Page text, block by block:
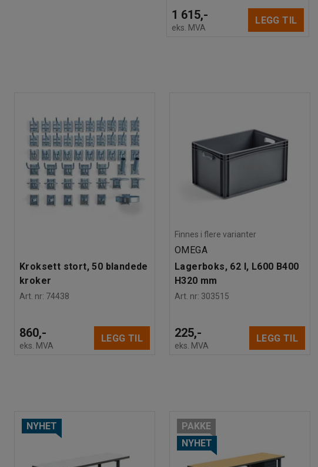
1 615,-
eks. MVA
LEGG TIL
Kroksett stort, 50 blandede
kroker
Art. nr: 74438
860,-
eks. MVA
LEGG TIL
Finnes i flere varianter
OMEGA
Lagerboks, 62 l, L600 B400
H320 mm
Art. nr: 303515
225,-
eks. MVA
LEGG TIL
NYHET
PAKKE
NYHET